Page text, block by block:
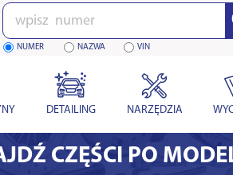
Wpisz
numer
NUMER NAZWA VIN
DETAILING NARZĘDZIA
CZĘŚCI PO